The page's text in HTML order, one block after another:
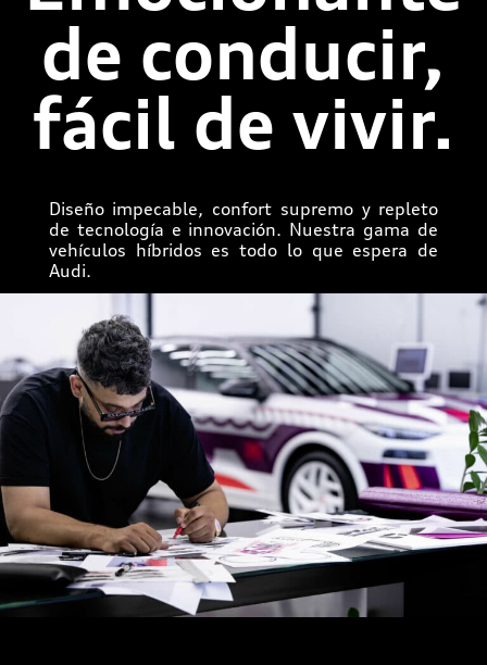
de conducir,
fácil de vivir.
Diseño impecable, confort supremo y repleto
de tecnología e innovación. Nuestra gama de
vehículos híbridos es todo lo que espera de
Audi.